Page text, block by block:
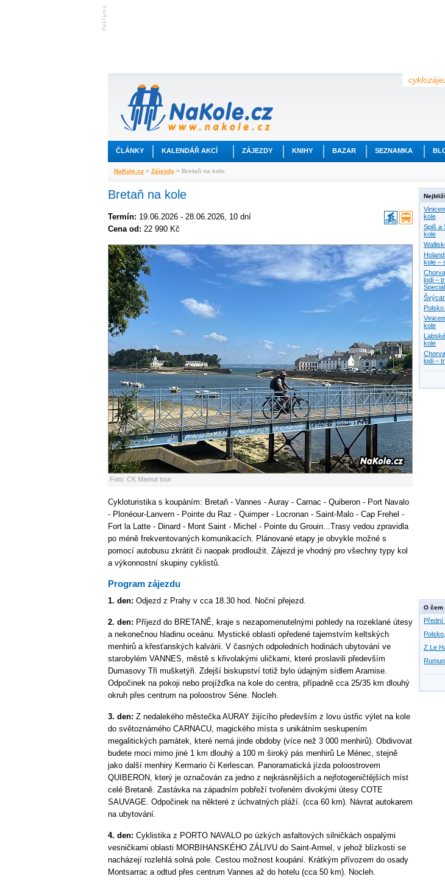
ČLÁNKY KALENDÁŘ AKCÍ ZÁJEZDY KNIHY BAZAR SEZNAMKA
NaKole.cz > Zájezdy > Bretaň na kole
Bretaň na kole
Termín: 19.06.2026 - 28.06.2026, 10 dní
Cena od: 22 990 Kč
Foto: CK Mamut tour
Cykloturistika s koupáním: Bretaň - Vannes - Auray - Carnac - Quiberon - Port Navalo
- Plonéour-Lanvern - Pointe du Raz - Quimper - Locronan - Saint-Malo - Cap Frehel -
Fort la Latte - Dinard - Mont Saint - Michel - Pointe du Grouin...Trasy vedou zpravidla
po méně frekventovaných komunikacích. Plánované etapy je obvykle možné s
pomocí autobusu zkrátit či naopak prodloužit. Zájezd je vhodný pro všechny typy kol
a výkonnostní skupiny cyklistů.
Program zájezdu
1. den: Odjezd z Prahy v cca 18.30 hod. Noční přejezd.
2. den: Příjezd do BRETANĚ, kraje s nezapomenutelnými pohledy na rozeklané útesy
a nekonečnou hladinu oceánu. Mystické oblasti opředené tajemstvím keltských
menhirů a křesťanských kalvárii. V časných odpoledních hodinách ubytování ve
starobylém VANNES, městě s křivolakými uličkami, které proslavili především
Dumasovy Tři mušketýři. Zdejší biskupství totiž bylo údajným sídlem Aramise.
Odpočinek na pokoji nebo projížďka na kole do centra, případně cca 25/35 km dlouhý
okruh přes centrum na poloostrov Séne. Nocleh.
3. den: Z nedalekého městečka AURAY žijícího především z lovu ústřic výlet na kole
do světoznámého CARNACU, magického místa s unikátním seskupením
megalitických památek, které nemá jinde obdoby (více než 3 000 menhirů). Obdivovat
budete moci mimo jiné 1 km dlouhý a 100 m široký pás menhirů Le Ménec, stejně
jako další menhiry Kermario či Kerlescan. Panoramatická jízda poloostrovem
QUIBERON, který je označován za jedno z nejkrásnějších a nejfotogeničtějších míst
celé Bretaně. Zastávka na západním pobřeží tvořeném divokými útesy COTE
SAUVAGE. Odpočinek na některé z úchvatných pláží. (cca 60 km). Návrat autokarem
na ubytování.
4. den: Cyklistika z PORTO NAVALO po úzkých asfaltových silničkách ospalými
vesničkami oblasti MORBIHANSKÉHO ZÁLIVU do Saint-Armel, v jehož blízkosti se
nacházejí rozlehlá solná pole. Cestou možnost koupání. Krátkým přívozem do osady
Montsarrac a odtud přes centrum Vannes až do hotelu (cca 50 km). Nocleh.
kole
Spiš a
kole
kole –
lodi –
Speciál
kole
kole
lodi –
O čem
Přední
Z Le